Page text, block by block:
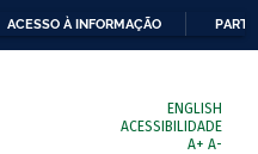
ACESSO À INFORMAÇÃO
ENGLISH
ACESSIBILIDADE
A+ A-